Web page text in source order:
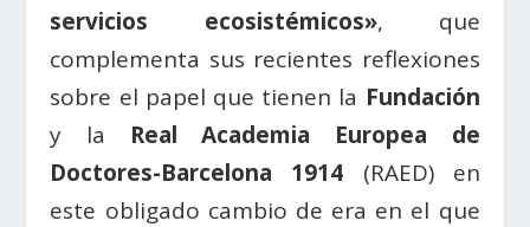
servicios ecosistémicos», que
complementa sus recientes reflexiones
sobre el papel que tienen la Fundación
y la Real Academia Europea de
Doctores-Barcelona 1914 (RAED) en
este obligado cambio de era en el que